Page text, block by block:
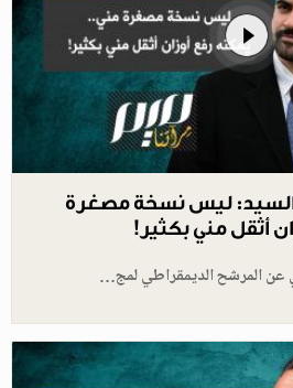
ليس نسخة مصغرة
أثقل مني بكثير!
عن المرشح الديمقراطي لمج…